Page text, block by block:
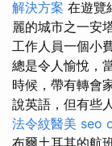
解決方案 在遊覽
麗的城市之一安
工作人員一個小
總是令人愉悅，
時候，帶有轉會
說英語，但有些
法令紋醫美 seo
布爾土耳其的航